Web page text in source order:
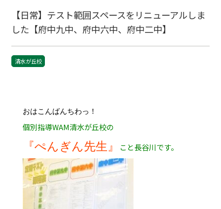
【日常】テスト範囲スペースをリニューアルしま
した【府中九中、府中六中、府中二中】
清水が丘校
おはこんばんちわっ！
個別指導WAM清水が丘校の
『ぺんぎん先生』 こと長谷川です。